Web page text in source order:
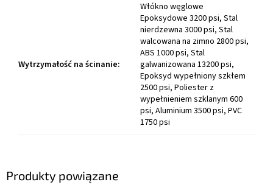
Produkty powiązane
Wytrzymałość na ścinanie:
Włókno węglowe
Epoksydowe 3200 psi, Stal
nierdzewna 3000 psi, Stal
walcowana na zimno 2800 psi,
ABS 1000 psi, Stal
galwanizowana 13200 psi,
Epoksyd wypełniony szkłem
2500 psi, Poliester z
wypełnieniem szklanym 600
psi, Aluminium 3500 psi, PVC
1750 psi